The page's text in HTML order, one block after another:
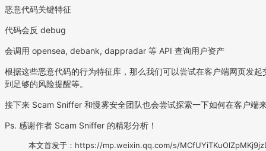
恶意代码关键特征
代码会反 debug
会调用 opensea, debank, dappradar 等 API 查询用户资产
根据这些恶意代码的行为特征库，那么我们可以尝试在客户端网页发
到足够的风险提醒等。
接下来 Scam Sniffer 和慢雾安全团队也会尝试探索一下如何在客户端
Ps. 感谢作者 Scam Sniffer 的精彩分析！
本文首发于：https://mp.weixin.qq.com/s/